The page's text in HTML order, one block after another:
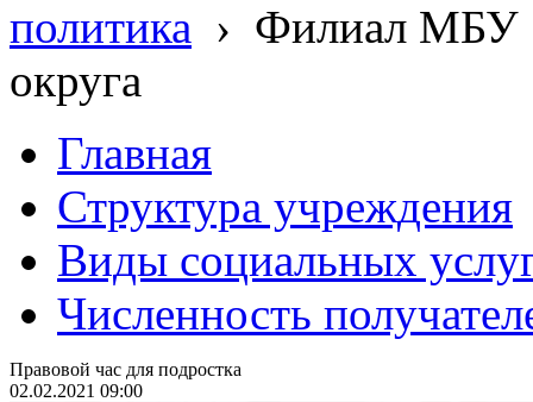
политика › Филиал МБУ
округа
Главная
Структура учреждения
Виды социальных
Численность
Правовой час для подростка
02.02.2021 09:00